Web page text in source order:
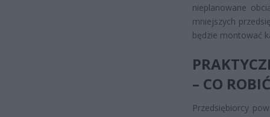
nieplanowane
mniejszych
będzie montować
– CO
Przedsiębiorcy